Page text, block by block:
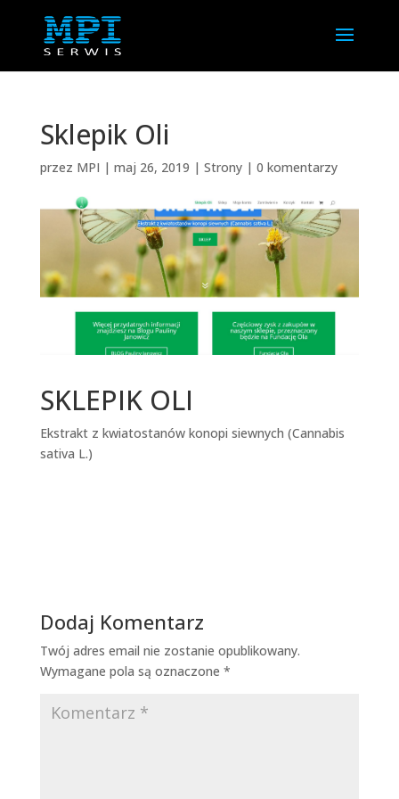
Sklepik Oli
przez MPI | maj 26, 2019 | Strony| 0 komentarzy
SKLEPIK OLI
Ekstrakt z kwiatostanów konopi siewnych (Cannabis
sativa L.)
Dodaj Komentarz
Twój adres email nie zostanie opublikowany.
Wymagane pola są oznaczone *